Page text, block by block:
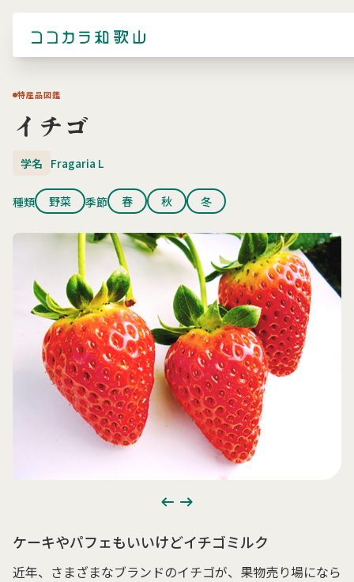
特産品図鑑
イチゴ
学名 Fragaria L
種類 野菜 季節 春 秋 冬
ケーキやパフェもいいけどイチゴミルク
近年、さまざまなブランドのイチゴが、果物売り場になら